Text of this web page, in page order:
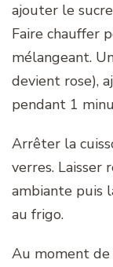
ajouter le
Faire chauffer
mélangeant.
devient rose),
pendant 1
Arrêter la
verres.
ambiante puis
au frigo.
Au moment de